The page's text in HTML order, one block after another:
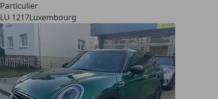
Particulier
LU 1217Luxembourg